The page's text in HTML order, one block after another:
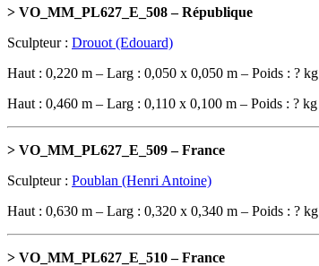
> VO_MM_PL627_E_508 – République
Sculpteur : Drouot (Edouard)
Haut : 0,220 m – Larg : 0,050 x 0,050 m – Poids : ? kg
Haut : 0,460 m – Larg : 0,110 x 0,100 m – Poids : ? kg
> VO_MM_PL627_E_509 – France
Sculpteur : Poublan (Henri Antoine)
Haut : 0,630 m – Larg : 0,320 x 0,340 m – Poids : ? kg
> VO_MM_PL627_E_510 – France